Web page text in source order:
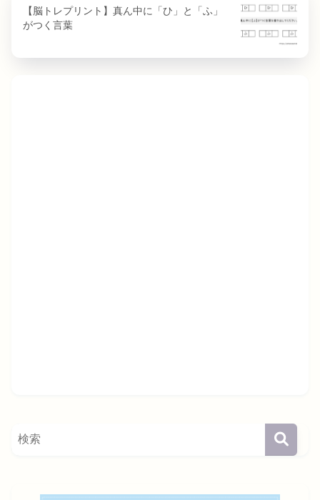
【脳トレプリント】真ん中に「ひ」と「ふ」
がつく言葉